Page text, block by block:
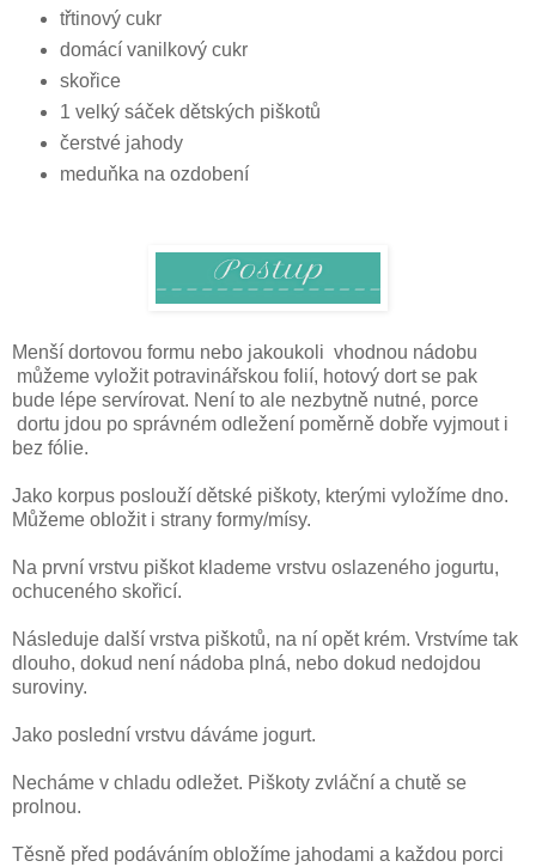
třtinový cukr
domácí vanilkový cukr
skořice
1 velký sáček dětských piškotů
čerstvé jahody
meduňka na ozdobení
Menší dortovou formu nebo jakoukoli vhodnou nádobu
můžeme vyložit potravinářskou folií, hotový dort se pak
bude lépe servírovat. Není to ale nezbytně nutné, porce
dortu jdou po správném odležení poměrně dobře vyjmout i
bez fólie.
Jako korpus poslouží dětské piškoty, kterými vyložíme dno.
Můžeme obložit i strany formy/mísy.
Na první vrstvu piškot klademe vrstvu oslazeného jogurtu,
ochuceného skořicí.
Následuje další vrstva piškotů, na ní opět krém. Vrstvíme tak
dlouho, dokud není nádoba plná, nebo dokud nedojdou
suroviny.
Jako poslední vrstvu dáváme jogurt.
Necháme v chladu odležet. Piškoty zvláční a chutě se
prolnou.
Těsně před podáváním obložíme jahodami a každou porci